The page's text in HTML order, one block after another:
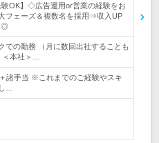
験OK】◇広告運用or営業の経験をお
ェーズ＆複数名を採用⇒収入UP
◎
での勤務 （月に数回出社することも
本社＞…
諸手当 ※これまでのご経験やスキ
…